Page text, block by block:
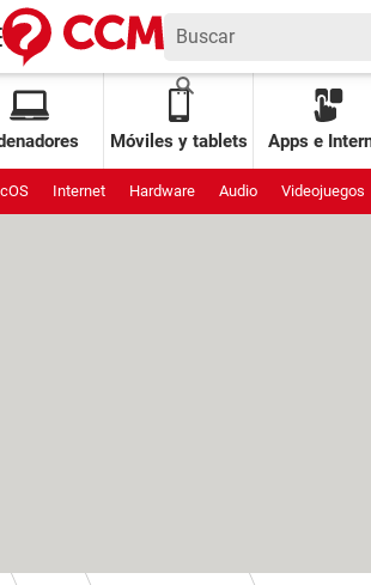
Móviles y tablets Apps e
Internet Hardware Audio Videojuegos